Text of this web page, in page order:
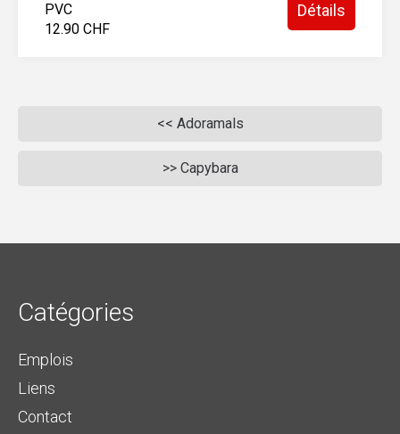
PVC
12.90 CHF
Détails
<< Adoramals
>> Capybara
Catégories
Emplois
Liens
Contact